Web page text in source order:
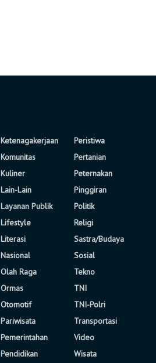
Ketenagakerjaan
Komunitas
Kuliner
Lain-Lain
Layanan Publik
Lifestyle
Literasi
Nasional
Olah Raga
Ormas
Otomotif
Pariwisata
Pemerintahan
Pendidikan
Peristiwa
Pertanian
Peternakan
Pinggiran
Politik
Religi
Sastra/Budaya
Sosial
Tekno
TNI
TNI-Polri
Transportasi
Video
Wisata